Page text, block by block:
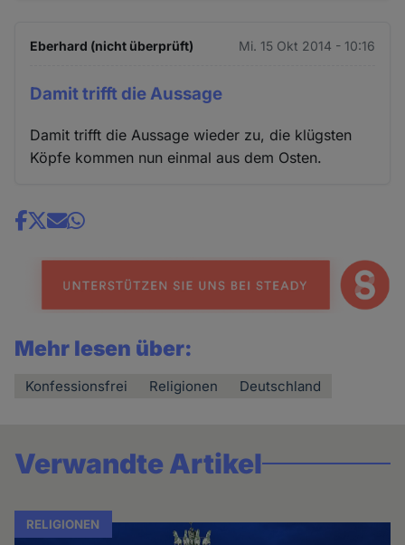
Eberhard (nicht überprüft) Mi. 15 Okt 2014 - 10:16
Damit trifft die Aussage
Damit trifft die Aussage wieder zu, die klügsten
Köpfe kommen nun einmal aus dem Osten.
Share
news
Mehr lesen über:
Konfessionsfrei Religionen Deutschland
Verwandte Artikel
RELIGIONEN